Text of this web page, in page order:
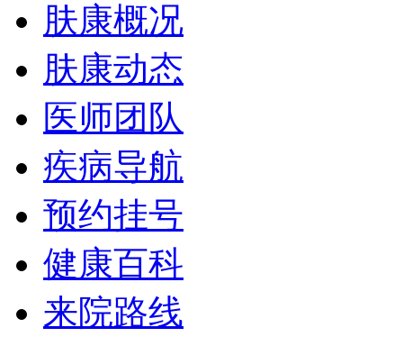
肤康概况
肤康动态
医师团队
疾病导航
预约挂号
健康百科
来院路线